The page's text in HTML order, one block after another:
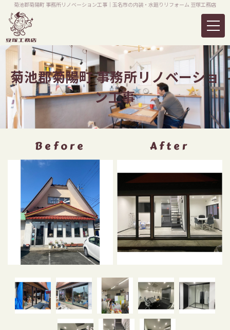
菊池郡菊陽町 事務所リノベーション工事｜玉名市の内装・水廻りリフォーム 豆塚工務店
菊池郡菊陽町 事務所リノベーショ
ン工事
Before After